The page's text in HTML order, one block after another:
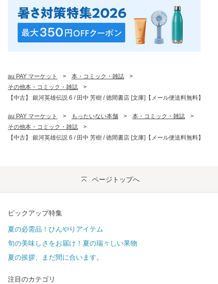
au PAY マーケット > 本・コミック・雑誌
>
その他本・コミック・雑誌
>
【中古】 銀河英雄伝説 6 / 田中 芳樹 / 徳間書店 [文庫]【メール便送料無料】
au PAY マーケット > もったいない本舗 > 本・コミック・雑誌
>
その他本・コミック・雑誌
>
【中古】 銀河英雄伝説 6 / 田中 芳樹 / 徳間書店 [文庫]【メール便送料無料】
ページトップへ
ピックアップ特集
夏の必需品！ひんやりアイテム
旬の美味しさをお届け！夏の瑞々しい果物
夏の挨拶、まだ間に合います。
注目のカテゴリ